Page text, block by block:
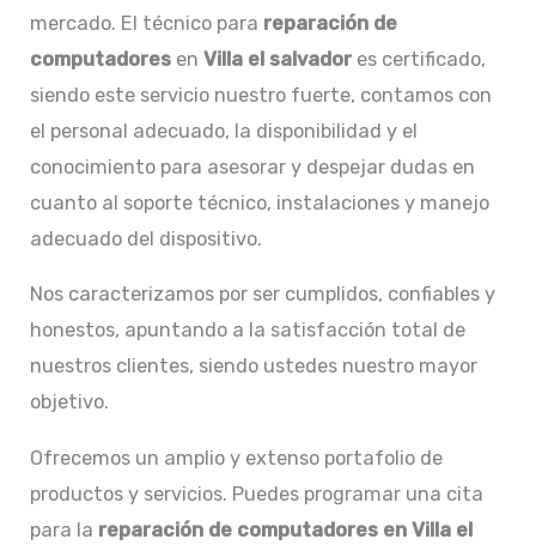
mercado. El técnico para reparación de
computadores enVilla el salvador es certificado,
siendo este servicio nuestro fuerte, contamos con
el personal adecuado, la disponibilidad y el
conocimiento para asesorar y despejar dudas en
cuanto al soporte técnico, instalaciones y manejo
adecuado del dispositivo.
Nos caracterizamos por ser cumplidos, confiables y
honestos, apuntando a la satisfacción total de
nuestros clientes, siendo ustedes nuestro mayor
objetivo.
Ofrecemos un amplio y extenso portafolio de
productos y servicios. Puedes programar una cita
para la reparación de computadores en Villa el